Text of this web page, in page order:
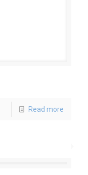
Read more